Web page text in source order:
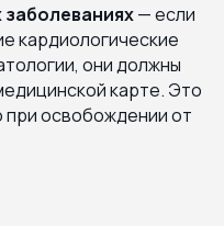
— если
кардиологические
они должны
карте. Это
освобождении от